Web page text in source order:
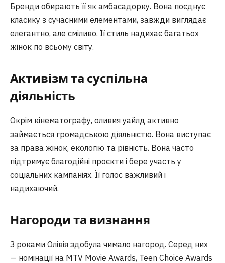
Бренди обирають її як амбасадорку. Вона поєднує
класику з сучасними елементами, завжди виглядає
елегантно, але сміливо. Її стиль надихає багатьох
жінок по всьому світу.
Активізм та суспільна
діяльність
Окрім кінематографу, оливия уайлд активно
займається громадською діяльністю. Вона виступає
за права жінок, екологію та рівність. Вона часто
підтримує благодійні проєкти і бере участь у
соціальних кампаніях. Її голос важливий і
надихаючий.
Нагороди та визнання
З роками Олівія здобула чимало нагород. Серед них
— номінації на MTV Movie Awards, Teen Choice Awards